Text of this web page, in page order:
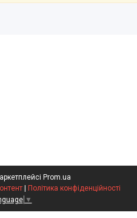
Prom.ua
Політика конфіденційності
▼